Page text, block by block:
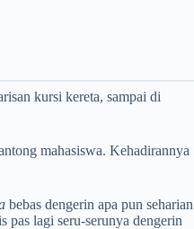
kursi kereta, sampai di
mahasiswa. Kehadirannya
bebas dengerin apa pun seharian
pas lagi seru-serunya dengerin